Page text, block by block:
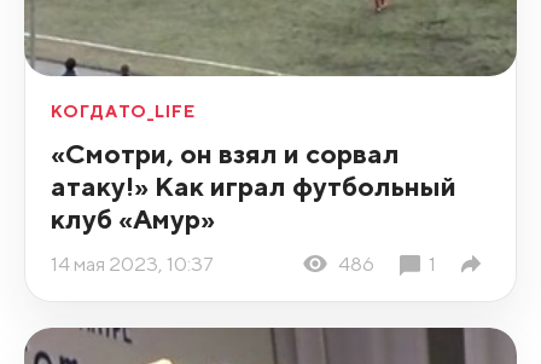
КОГДАТО_LIFE
«Смотри, он взял и сорвал
атаку!» Как играл футбольный
клуб «Амур»
14 мая 2023, 10:37 486 1